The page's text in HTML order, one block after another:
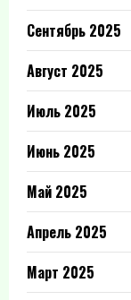
Сентябрь 2025
Август 2025
Июль 2025
Июнь 2025
Май 2025
Апрель 2025
Март 2025